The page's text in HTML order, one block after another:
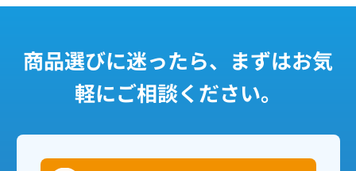
商品選びに迷ったら、まずはお気
軽にご相談ください。